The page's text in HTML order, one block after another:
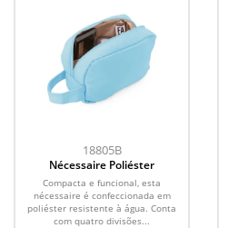
18805B
Nécessaire Poliéster
Compacta e funcional, esta
nécessaire é confeccionada em
poliéster resistente à água. Conta
com quatro divisões...